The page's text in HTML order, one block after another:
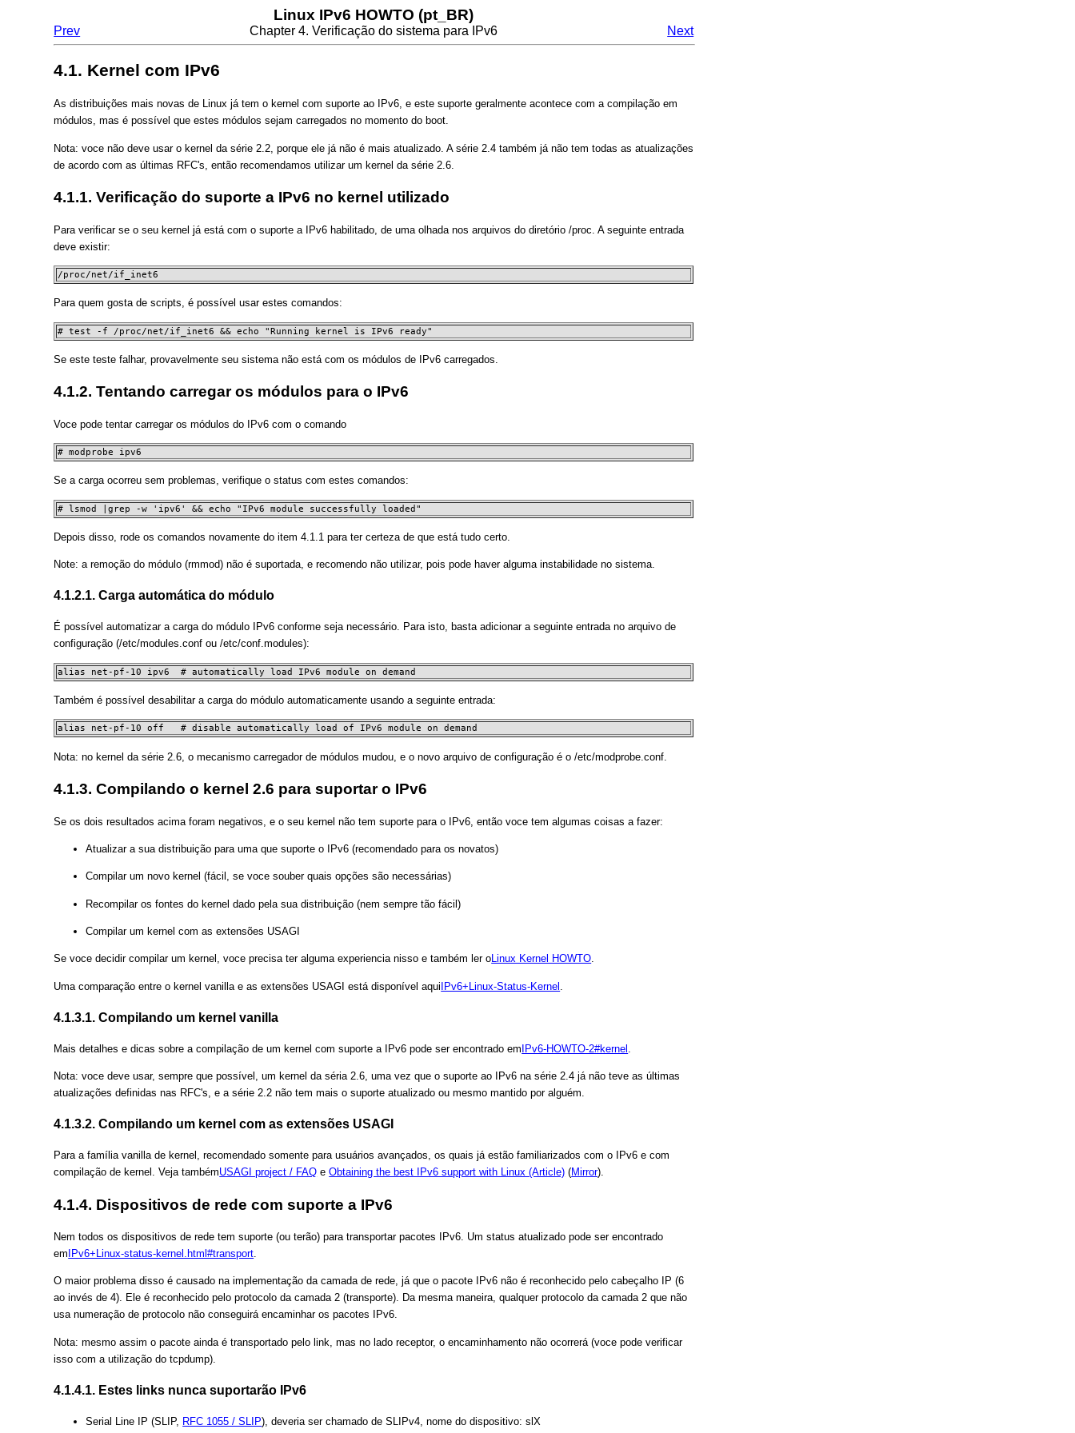
Linux IPv6 HOWTO (pt_BR)
Prev Chapter 4. Verificação do sistema para IPv6 Next
4.1. Kernel com IPv6
As distribuições mais novas de Linux já tem o kernel com suporte ao IPv6, e este suporte geralmente acontece com a compilação em
módulos, mas é possível que estes módulos sejam carregados no momento do boot.
Nota: voce não deve usar o kernel da série 2.2, porque ele já não é mais atualizado. A série 2.4 também já não tem todas as atualizações
de acordo com as últimas RFC's, então recomendamos utilizar um kernel da série 2.6.
4.1.1. Verificação do suporte a IPv6 no kernel utilizado
Para verificar se o seu kernel já está com o suporte a IPv6 habilitado, de uma olhada nos arquivos do diretório /proc. A seguinte entrada
deve existir:
/proc/net/if_inet6
Para quem gosta de scripts, é possível usar estes comandos:
# test -f /proc/net/if_inet6 && echo "Running kernel is IPv6 ready"
Se este teste falhar, provavelmente seu sistema não está com os módulos de IPv6 carregados.
4.1.2. Tentando carregar os módulos para o IPv6
Voce pode tentar carregar os módulos do IPv6 com o comando
# modprobe ipv6
Se a carga ocorreu sem problemas, verifique o status com estes comandos:
# lsmod |grep -w 'ipv6' && echo "IPv6 module successfully loaded"
Depois disso, rode os comandos novamente do item 4.1.1 para ter certeza de que está tudo certo.
Note: a remoção do módulo (rmmod) não é suportada, e recomendo não utilizar, pois pode haver alguma instabilidade no sistema.
4.1.2.1. Carga automática do módulo
É possível automatizar a carga do módulo IPv6 conforme seja necessário. Para isto, basta adicionar a seguinte entrada no arquivo de
configuração (/etc/modules.conf ou /etc/conf.modules):
alias net-pf-10 ipv6  # automatically load IPv6 module on demand
Também é possível desabilitar a carga do módulo automaticamente usando a seguinte entrada:
alias net-pf-10 off   # disable automatically load of IPv6 module on demand
Nota: no kernel da série 2.6, o mecanismo carregador de módulos mudou, e o novo arquivo de configuração é o /etc/modprobe.conf.
4.1.3. Compilando o kernel 2.6 para suportar o IPv6
Se os dois resultados acima foram negativos, e o seu kernel não tem suporte para o IPv6, então voce tem algumas coisas a fazer:
Atualizar a sua distribuição para uma que suporte o IPv6 (recomendado para os novatos)
Compilar um novo kernel (fácil, se voce souber quais opções são necessárias)
Recompilar os fontes do kernel dado pela sua distribuição (nem sempre tão fácil)
Compilar um kernel com as extensões USAGI
Se voce decidir compilar um kernel, voce precisa ter alguma experiencia nisso e também ler oLinux Kernel HOWTO.
Uma comparação entre o kernel vanilla e as extensões USAGI está disponível aquiIPv6+Linux-Status-Kernel
4.1.3.1. Compilando um kernel vanilla
Mais detalhes e dicas sobre a compilação de um kernel com suporte a IPv6 pode ser encontrado emIPv6-HOWTO-2#kernel
Nota: voce deve usar, sempre que possível, um kernel da séria 2.6, uma vez que o suporte ao IPv6 na série 2.4 já não teve as últimas
atualizações definidas nas RFC's, e a série 2.2 não tem mais o suporte atualizado ou mesmo mantido por alguém.
4.1.3.2. Compilando um kernel com as extensões USAGI
Para a família vanilla de kernel, recomendado somente para usuários avançados, os quais já estão familiarizados com o IPv6 e com
compilação de kernel. Veja tambémUSAGI project / FAQ eObtaining the best IPv6 support with Linux (Article) (Mirror).
4.1.4. Dispositivos de rede com suporte a IPv6
Nem todos os dispositivos de rede tem suporte (ou terão) para transportar pacotes IPv6. Um status atualizado pode ser encontrado
em IPv6+Linux-status-kernel.html#transport
O maior problema disso é causado na implementação da camada de rede, já que o pacote IPv6 não é reconhecido pelo cabeçalho IP (6
ao invés de 4). Ele é reconhecido pelo protocolo da camada 2 (transporte). Da mesma maneira, qualquer protocolo da camada 2 que não
usa numeração de protocolo não conseguirá encaminhar os pacotes IPv6.
Nota: mesmo assim o pacote ainda é transportado pelo link, mas no lado receptor, o encaminhamento não ocorrerá (voce pode verificar
isso com a utilização do tcpdump).
4.1.4.1. Estes links nunca suportarão IPv6
Serial Line IP (SLIP, RFC 1055 / SLIP), deveria ser chamado de SLIPv4, nome do dispositivo: slX